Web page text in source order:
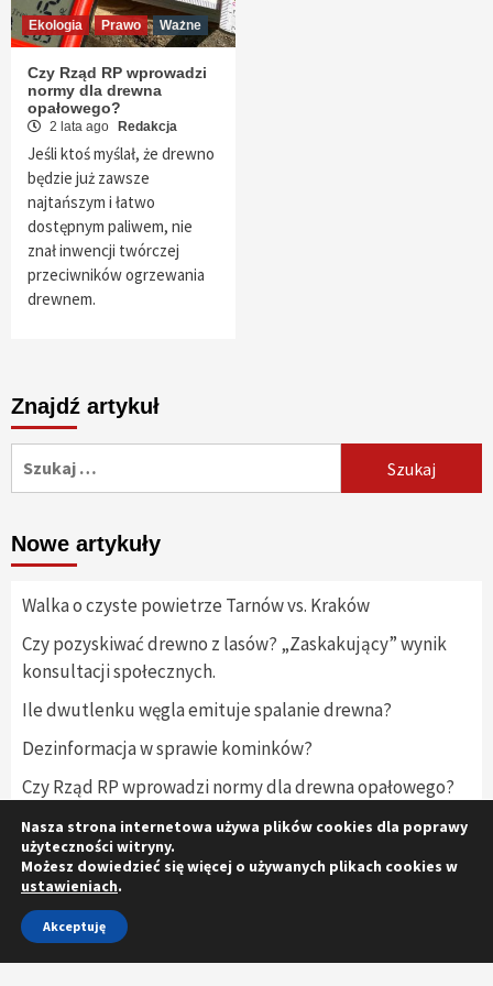
Ekologia Prawo Ważne
Czy Rząd RP wprowadzi
normy dla drewna
opałowego?
2 lata ago Redakcja
Jeśli ktoś myślał, że drewno
będzie już zawsze
najtańszym i łatwo
dostępnym paliwem, nie
znał inwencji twórczej
przeciwników ogrzewania
drewnem.
Znajdź artykuł
Nowe artykuły
Walka o czyste powietrze Tarnów vs. Kraków
Czy pozyskiwać drewno z lasów? „Zaskakujący” wynik
konsultacji społecznych.
Ile dwutlenku węgla emituje spalanie drewna?
Dezinformacja w sprawie kominków?
Czy Rząd RP wprowadzi normy dla drewna opałowego?
Copyright © 2020-2021 Zielone Ciepło. All rights reserved.|
Nasza strona internetowa używa plików cookies dla poprawy
użyteczności witryny.
Możesz dowiedzieć się więcej o używanych plikach cookies w
ustawieniach.
Akceptuję